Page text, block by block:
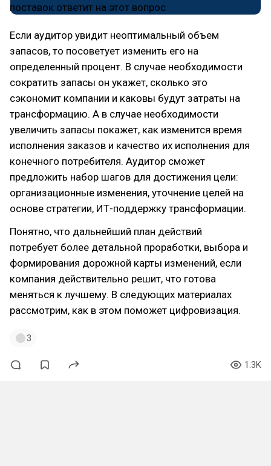
Если аудитор увидит неоптимальный объем
запасов, то посоветует изменить его на
определенный процент. В случае необходимости
сократить запасы он укажет, сколько это
сэкономит компании и каковы будут затраты на
трансформацию. А в случае необходимости
увеличить запасы покажет, как изменится время
исполнения заказов и качество их исполнения для
конечного потребителя. Аудитор сможет
предложить набор шагов для достижения цели:
организационные изменения, уточнение целей на
основе стратегии, ИТ-поддержку трансформации.
Понятно, что дальнейший план действий
потребует более детальной проработки, выбора и
формирования дорожной карты изменений, если
компания действительно решит, что готова
меняться к лучшему. В следующих материалах
рассмотрим, как в этом поможет цифровизация.
3
1.3K